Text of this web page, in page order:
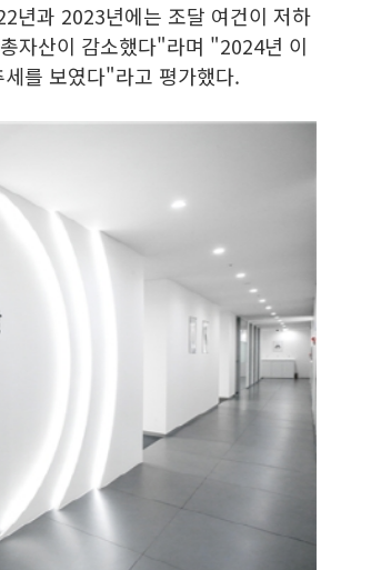
년과 2023년에는 조달 여건이 저하
자산이 감소했다"라며 "2024년 이
를 보였다"라고 평가했다.